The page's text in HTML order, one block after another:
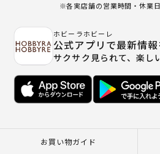
※各実店舗の営業時間・休業
ホビーラホビーレ
公式アプリで最新情報
サクサク見られて、楽し
お買い物ガイド